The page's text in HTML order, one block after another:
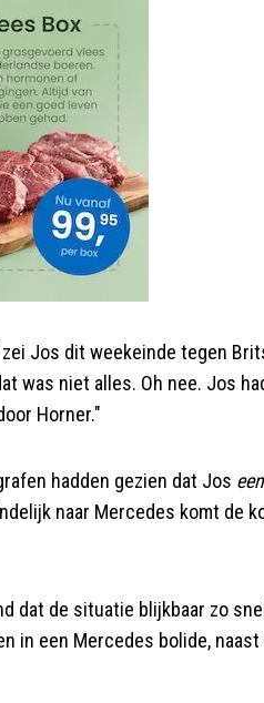
Jos dit weekeinde tegen
was niet alles. Oh nee. Jos
Horner."
hadden gezien dat Jos
naar Mercedes komt de
dat de situatie blijkbaar zo
in een Mercedes bolide, naast